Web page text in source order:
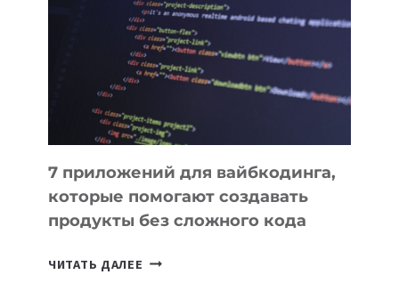
ИНСТРУМЕНТОВ
ДЛЯ
РАБОТЫ
7 приложений для вайбкодинга,
которые помогают создавать
продукты без сложного кода
ЧИТАТЬ ДАЛЕЕ 7